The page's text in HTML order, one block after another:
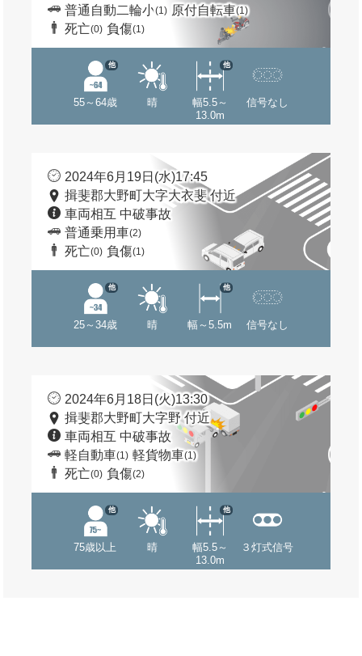
普通自動二輪小(1) 原付自転車(1)
死亡(0) 負傷(1)
55～64歳
他
晴
幅5.5～
13.0m
他
信号なし
2024年6月19日(水)17:45
揖斐郡大野町大字大衣斐 付近
車両相互 中破事故
普通乗用車(2)
死亡(0) 負傷(1)
25～34歳
他
晴 幅～5.5m
他
信号なし
2024年6月18日(火)13:30
揖斐郡大野町大字野 付近
車両相互 中破事故
軽自動車(1) 軽貨物車(1)
死亡(0) 負傷(2)
75歳以上
他
晴
幅5.5～
13.0m
他
３灯式信号